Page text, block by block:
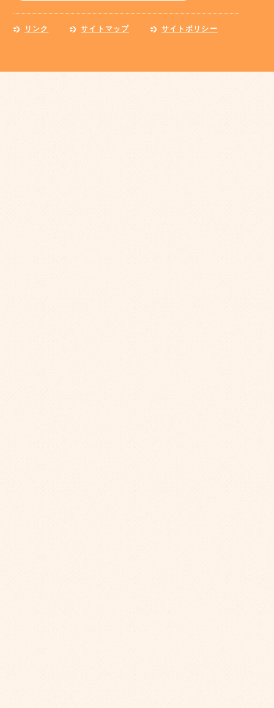
リンク サイトマップ サイトポリシー